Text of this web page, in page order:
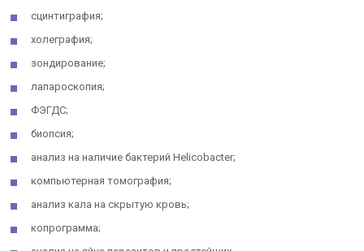
сцинтиграфия;
холеграфия;
зондирование;
лапароскопия;
ФЭГДС;
биопсия;
анализ на наличие бактерий Helicobacter;
компьютерная томография;
анализ кала на скрытую кровь;
копрограмма;